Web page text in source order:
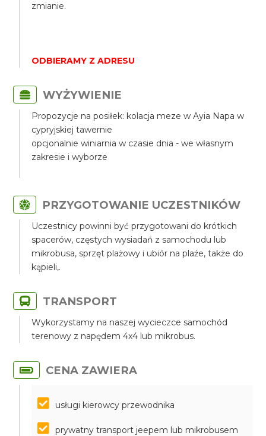
zmianie.
ODBIERAMY Z ADRESU
WYŻYWIENIE
Propozycje na posiłek: kolacja meze w Ayia Napa w
cypryjskiej tawernie
opcjonalnie winiarnia w czasie dnia - we własnym
zakresie i wyborze
PRZYGOTOWANIE UCZESTNIKÓW
Uczestnicy powinni być przygotowani do krótkich
spacerów, częstych wysiadań z samochodu lub
mikrobusa, sprzęt plażowy i ubiór na plaże, także do
kąpieli,.
TRANSPORT
Wykorzystamy na naszej wycieczce samochód
terenowy z napędem 4x4 lub mikrobus.
CENA ZAWIERA
usługi kierowcy przewodnika
prywatny transport jeepem lub mikrobusem